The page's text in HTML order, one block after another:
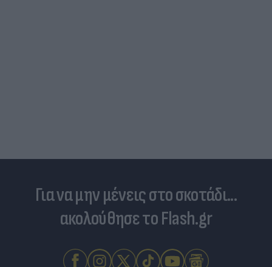
Για να μην μένεις στο σκοτάδι...
ακολούθησε το Flash.gr